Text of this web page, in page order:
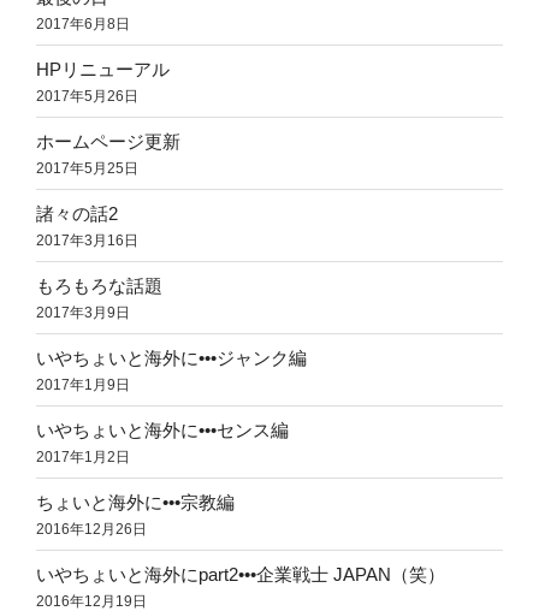
2017年6月8日
HPリニューアル
2017年5月26日
ホームページ更新
2017年5月25日
諸々の話2
2017年3月16日
もろもろな話題
2017年3月9日
いやちょいと海外に•••ジャンク編
2017年1月9日
いやちょいと海外に•••センス編
2017年1月2日
ちょいと海外に•••宗教編
2016年12月26日
いやちょいと海外にpart2•••企業戦士 JAPAN（笑）
2016年12月19日